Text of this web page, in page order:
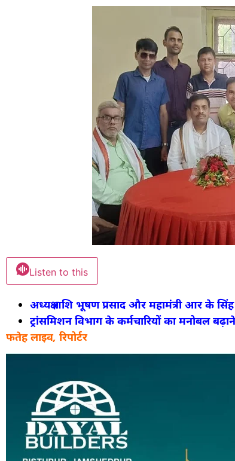
Listen to this
अध्यक्ष शशि भूषण प्रसाद और महामंत्री आर के
ट्रांसमिशन विभाग के कर्मचारियों का मनोबल
फतेह लाइव, रिपोर्टर